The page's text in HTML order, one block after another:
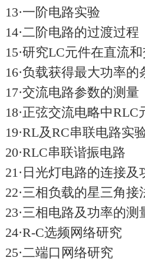
13·一阶电路实验
14·二阶电路的过渡过程
15·研究LC元件在直流
16·负载获得最大功率的
17·交流电路参数的测量
18·正弦交流电略中RLC
19·RL及RC串联电路实
20·RLC串联谐振电路
21·日光灯电路的连接及
22·三相负载的星三角接
23·三相电路及功率的测
24·R-C选频网络研究
25·二端口网络研究